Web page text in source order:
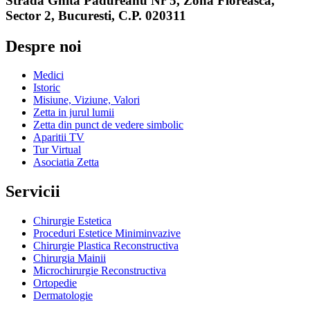
Sector 2, Bucuresti, C.P. 020311
Despre noi
Medici
Istoric
Misiune, Viziune, Valori
Zetta in jurul lumii
Zetta din punct de vedere simbolic
Aparitii TV
Tur Virtual
Asociatia Zetta
Servicii
Chirurgie Estetica
Proceduri Estetice Miniminvazive
Chirurgie Plastica Reconstructiva
Chirurgia Mainii
Microchirurgie Reconstructiva
Ortopedie
Dermatologie